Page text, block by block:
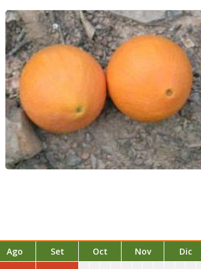
Ago Set Oct Nov Dic